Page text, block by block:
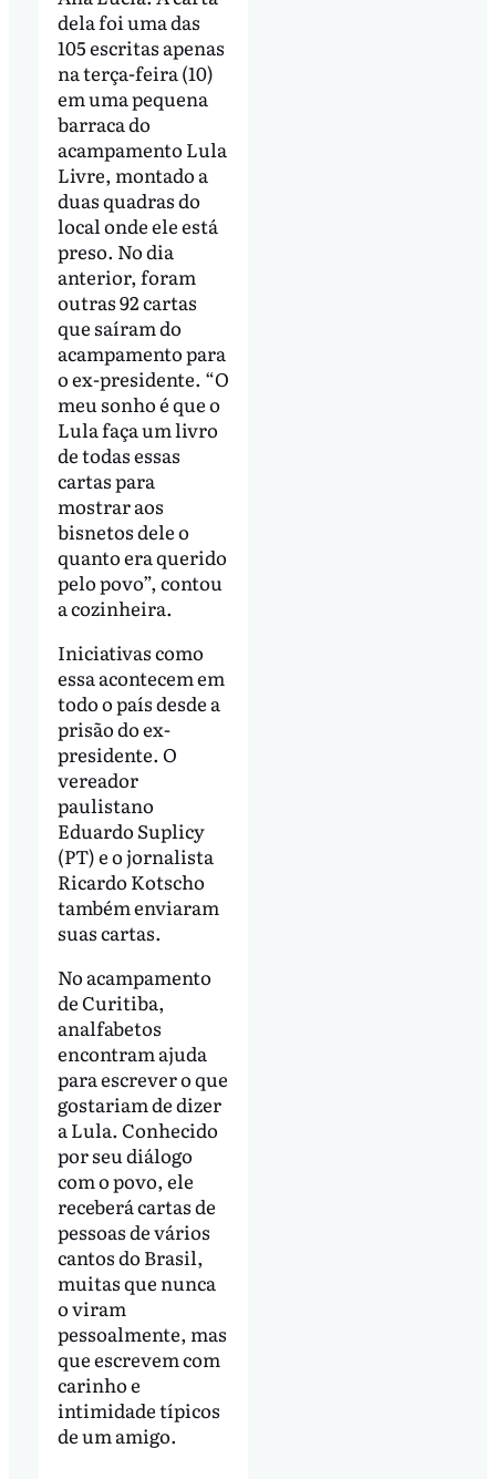
dela foi uma das
105 escritas apenas
na terça-feira (10)
em uma pequena
barraca do
acampamento Lula
Livre, montado a
duas quadras do
local onde ele está
preso. No dia
anterior, foram
outras 92 cartas
que saíram do
acampamento para
o ex-presidente. “O
meu sonho é que o
Lula faça um livro
de todas essas
cartas para
mostrar aos
bisnetos dele o
quanto era querido
pelo povo”, contou
a cozinheira.
Iniciativas como
essa acontecem em
todo o país desde a
prisão do ex-
presidente. O
vereador
paulistano
Eduardo Suplicy
(PT) e o jornalista
Ricardo Kotscho
também enviaram
suas cartas.
No acampamento
de Curitiba,
analfabetos
encontram ajuda
para escrever o que
gostariam de dizer
a Lula. Conhecido
por seu diálogo
com o povo, ele
receberá cartas de
pessoas de vários
cantos do Brasil,
muitas que nunca
o viram
pessoalmente, mas
que escrevem com
carinho e
intimidade típicos
de um amigo.